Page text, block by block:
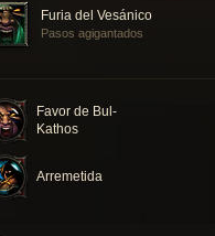
Furia del Vesánico
Pasos agigantados
Favor de Bul-
Kathos
Arremetida